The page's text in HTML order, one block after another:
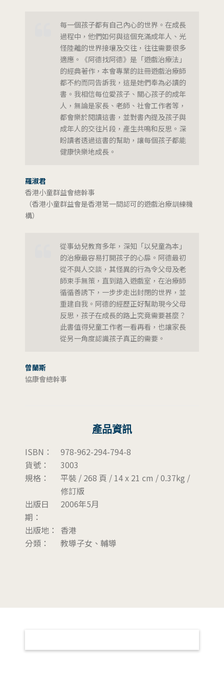
每一個孩子都有自己內心的世界。在成長
過程中，他們如何與這個充滿成年人、光
怪陸離的世界接壤及交往，往往需要很多
適應。《阿德找阿德》是「遊戲治療法」
的經典著作，本會專業的註冊遊戲治療師
都不約而同告訴我，這是她們奉為必讀的
書。我相信每位愛孩子、關心孩子的成年
人，無論是家長、老師、社會工作者等，
都會樂於閱讀這書，並對書內提及孩子與
成年人的交往片段，產生共鳴和反思。深
盼讀者透過這書的幫助，讓每個孩子都能
健康快樂地成長。
羅淑君
香港小童群益會總幹事
（香港小童群益會是香港第一間認可的遊戲治療訓練機
構）
從事幼兒教育多年，深知「以兒童為本」
的治療最容易打開孩子的心扉。阿德最初
從不與人交談，其怪異的行為令父母及老
師束手無策，直到踏入遊戲室，在治療師
循循善誘下，一步步走出封閉的世界，並
重建自我。阿德的經歷正好幫助現今父母
反思，孩子在成長的路上究竟需要甚麼？
此書值得兒童工作者一看再看，也讓家長
從另一角度認識孩子真正的需要。
曾蘭斯
協康會總幹事
產品資訊
ISBN：
978-962-294-794-8
貨號：
3003
規格：
平裝 / 268 頁 / 14 x 21 cm / 0.37kg /
修訂版
出版日
期：
2006年5月
出版地：
香港
分類：
教導子女、輔導